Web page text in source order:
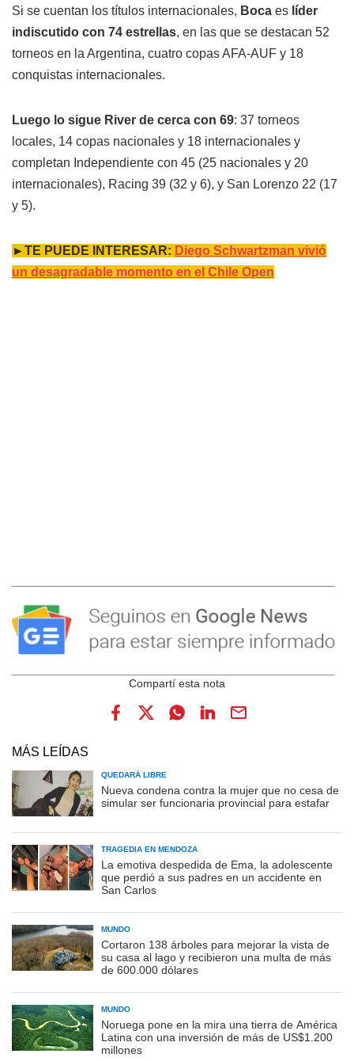
Si se cuentan los títulos internacionales, Boca es líder
indiscutido con 74 estrellas, en las que se destacan 52
torneos en la Argentina, cuatro copas AFA-AUF y 18
conquistas internacionales.
Luego lo sigue River de cerca con 69: 37 torneos
locales, 14 copas nacionales y 18 internacionales y
completan Independiente con 45 (25 nacionales y 20
internacionales), Racing 39 (32 y 6), y San Lorenzo 22 (17
y 5).
►TE PUEDE INTERESAR: Diego Schwartzman vivió
un desagradable momento en el Chile Open
MÁS LEÍDAS
QUEDARÁ LIBRE
Nueva condena contra la mujer que no cesa de
simular ser funcionaria provincial para estafar
TRAGEDIA EN MENDOZA
La emotiva despedida de Ema, la adolescente
que perdió a sus padres en un accidente en
San Carlos
MUNDO
Cortaron 138 árboles para mejorar la vista de
su casa al lago y recibieron una multa de más
de 600.000 dólares
MUNDO
Noruega pone en la mira una tierra de América
Latina con una inversión de más de US$1.200
millones